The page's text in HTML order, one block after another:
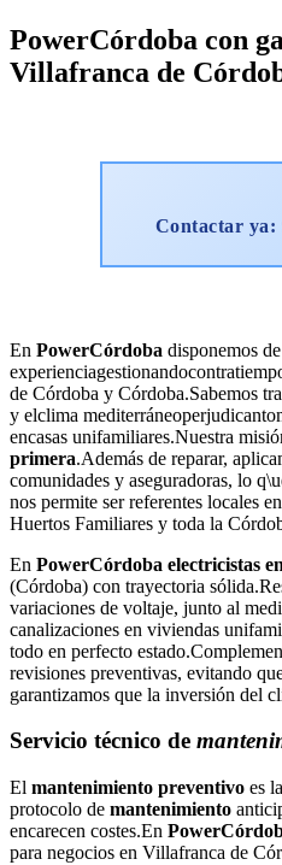
PowerCórdoba con
Villafranca de
Contactar ya:
En PowerCórdoba disponemos
de Córdoba y Córdoba.Sabemos
y elclima
encasas unifamiliares.Nuestra
primera.Además de reparar,
comunidades y aseguradoras, lo
nos permite ser referentes locales
Huertos Familiares y toda la
En PowerCórdoba electricistas
(Córdoba) con trayectoria
variaciones de voltaje, junto al
canalizaciones en viviendas
todo en perfecto
revisiones preventivas, evitando
garantizamos que la inversión del
Servicio técnico de
El mantenimiento preventivo es
protocolo de mantenimiento
encarecen costes.En
para negocios en Villafranca de